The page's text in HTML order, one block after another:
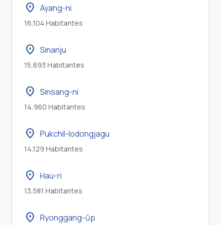
location_on Ayang-ni
16,104 Habitantes
location_on Sinanju
15,693 Habitantes
location_on Sinsang-ni
14,960 Habitantes
location_on Pukchil-lodongjagu
14,129 Habitantes
location_on Hau-ri
13,581 Habitantes
location_on Ryonggang-ŭp